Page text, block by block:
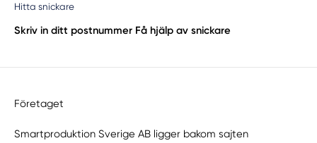
Hitta snickare
Skriv in ditt postnummer Få hjälp av snickare
Företaget
Smartproduktion Sverige AB ligger bakom sajten